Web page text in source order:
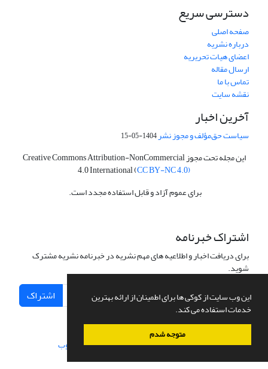
این وب سایت از کوکی ها برای اطمینان از ارائه بهترین
خدمات استفاده می کند.
متوجه شدم
دسترسی سریع
صفحه اصلی
درباره نشریه
اعضای هیات تحریریه
ارسال مقاله
تماس با ما
نقشه سایت
آخرین اخبار
سیاست حق‌مؤلف و مجوز نشر1404-05-15
این مجله تحت مجوز Creative Commons Attribution-NonCommercial
4.0 International (CC BY-NC 4.0)
برای عموم آزاد و قابل استفاده مجدد است.
اشتراک خبرنامه
برای دریافت اخبار و اطلاعیه های مهم نشریه در خبرنامه نشریه مشترک
شوید.
اشتراک
سامانه مدیریت نشریات علمی.طراحی و پیاده سازی از سیناوب